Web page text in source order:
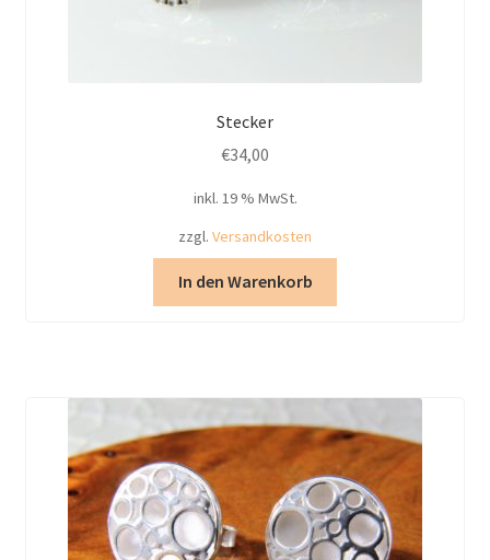
Stecker
€34,00
inkl. 19 % MwSt.
zzgl. Versandkosten
In den Warenkorb